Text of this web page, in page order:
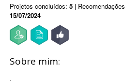
Projetos concluídos: 5 |
15/07/2024
Sobre mim:
.